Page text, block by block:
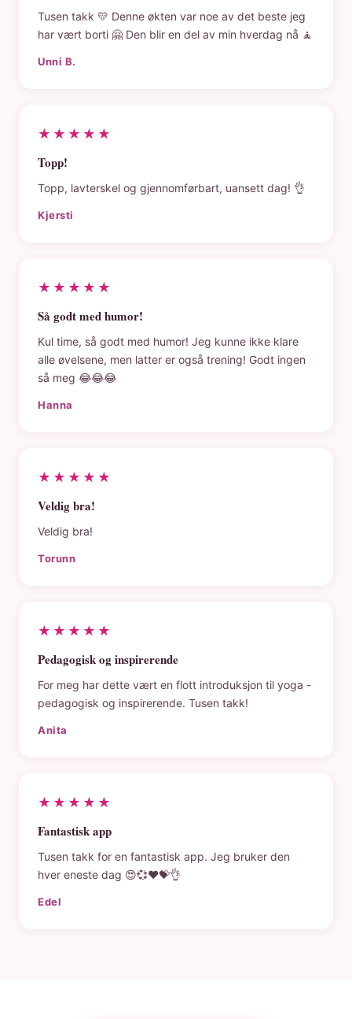
Tusen takk 💛 Denne økten var noe av det beste jeg
har vært borti 🤗 Den blir en del av min hverdag nå 🧘
Unni B.
★★★★★
Topp!
Topp, lavterskel og gjennomførbart, uansett dag! 👌
Kjersti
★★★★★
Så godt med humor!
Kul time, så godt med humor! Jeg kunne ikke klare
alle øvelsene, men latter er også trening! Godt ingen
så meg 😂😂😂
Hanna
★★★★★
Veldig bra!
Veldig bra!
Torunn
★★★★★
Pedagogisk og inspirerende
For meg har dette vært en flott introduksjon til yoga -
pedagogisk og inspirerende. Tusen takk!
Anita
★★★★★
Fantastisk app
Tusen takk for en fantastisk app. Jeg bruker den
hver eneste dag 😍💞❤️💝👌
Edel